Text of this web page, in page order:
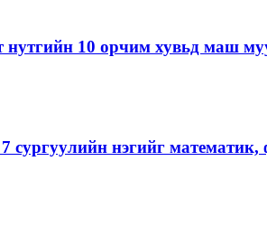
нутгийн 10 орчим хувьд маш
сургуулийн нэгийг